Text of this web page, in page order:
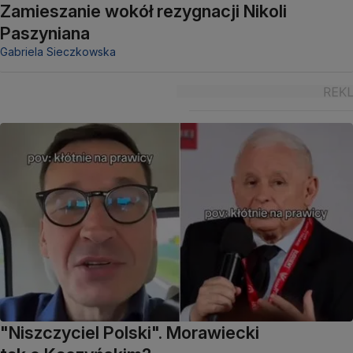
Zamieszanie wokół rezygnacji Nikoli
Paszyniana
Gabriela Sieczkowska
"Niszczyciel Polski". Morawiecki